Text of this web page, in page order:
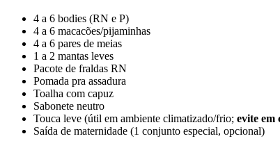
4 a 6 bodies (RN e P)
4 a 6 macacões/pijaminhas
4 a 6 pares de meias
1 a 2 mantas leves
Pacote de fraldas RN
Pomada pra assadura
Toalha com capuz
Sabonete neutro
Touca leve (útil em ambiente climatizado/frio; evite em
Saída de maternidade (1 conjunto especial, opcional)